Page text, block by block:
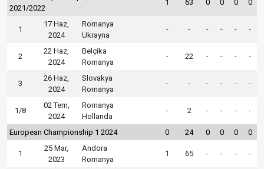
2021/2022
1 63 0 0 0 0
1
17 Haz,
2024
Romanya
Ukrayna
- - - - - -
2
22 Haz,
2024
Belçika
Romanya
- 22 - - - -
3
26 Haz,
2024
Slovakya
Romanya
- - - - - -
1/8
02 Tem,
2024
Romanya
Hollanda
- 2 - - - -
European Championship 1 2024 0 24 0 0 0 0
1
25 Mar,
2023
Andora
Romanya
1 65 - - - -